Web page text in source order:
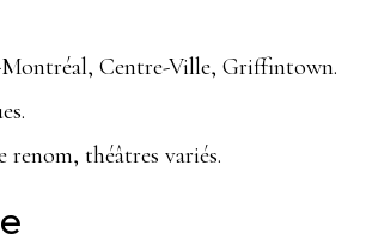
Centre-Ville, Griffintown.
renom, théâtres variés.